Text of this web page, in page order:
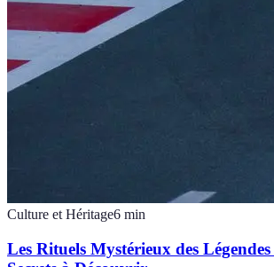
Culture et Héritage6 min
Les Rituels Mystérieux des